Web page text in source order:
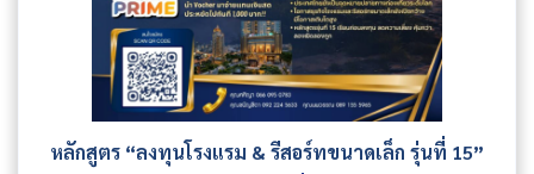
หลักสูตร “ลงทุนโรงแรม & รีสอร์ทขนาดเล็ก รุ่นที่ 15”